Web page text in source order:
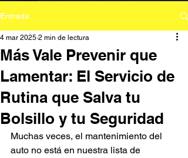
Entrada
Más Vale Prevenir que
Lamentar: El Servicio de
Rutina que Salva tu
Bolsillo y tu Seguridad
4 mar 2025 2 min de lectura
Muchas veces, el mantenimiento del
auto no está en nuestra lista de